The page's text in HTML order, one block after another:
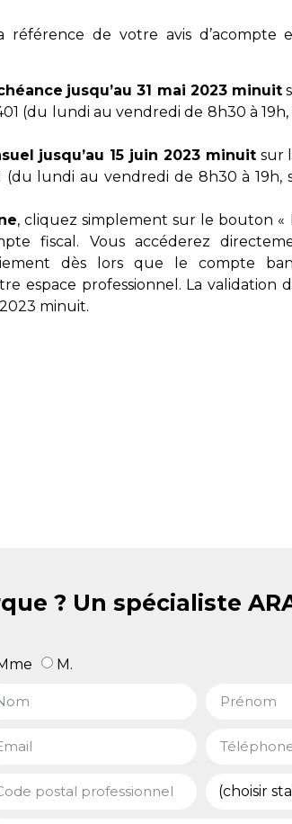
de votre avis d’acompte
jusqu’au 31 mai 2023 minuit
(du lundi au vendredi de 8h30 à
jusqu’au 15 juin 2023 minuitsur
lundi au vendredi de 8h30 à 19h,
, cliquez simplement sur le bouton «
fiscal. Vous accéderez
dès lors que le compte
espace professionnel. La validation
minuit.
? Un spécialiste
M.